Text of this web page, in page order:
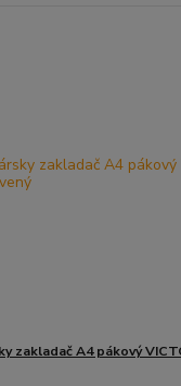
zakladač A4 pákový